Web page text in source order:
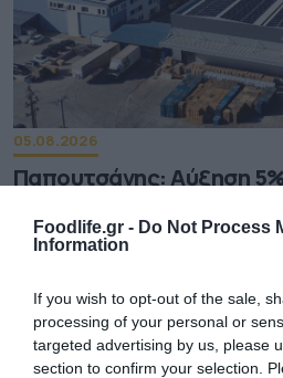
Foodlife.gr - Do Not Process
Information
If you wish to opt-out of the sale,
processing of your personal or
targeted advertising by us, please
section to confirm your selection.
05.08.2026
Παπουτσάνης: Αύξηση
εξαγωγές